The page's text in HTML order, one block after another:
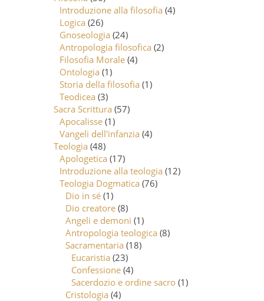
Introduzione alla filosofia (4)
Logica (26)
Gnoseologia (24)
Antropologia filosofica (2)
Filosofia Morale (4)
Ontologia (1)
Storia della filosofia (1)
Teodicea (3)
Sacra Scrittura (57)
Apocalisse (1)
Vangeli dell'infanzia (4)
Teologia (48)
Apologetica (17)
Introduzione alla teologia (12)
Teologia Dogmatica (76)
Dio in sé (1)
Dio creatore (8)
Angeli e demoni (1)
Antropologia teologica (8)
Sacramentaria (18)
Eucaristia (23)
Confessione (4)
Sacerdozio e ordine sacro (1)
Cristologia (4)